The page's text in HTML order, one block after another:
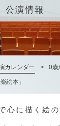
公演情報
カレンダー > 0歳
絵本」
心に描く絵